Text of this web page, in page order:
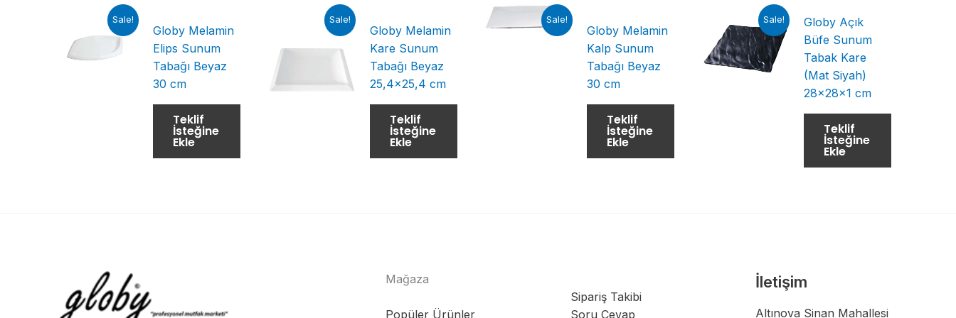
Sale!
Globy Melamin
Elips Sunum
Tabağı Beyaz
30 cm
Teklif
İsteğine
Ekle
Sale!
Globy Melamin
Kare Sunum
Tabağı Beyaz
25,4×25,4 cm
Teklif
İsteğine
Ekle
Sale!
Globy Melamin
Kalp Sunum
Tabağı Beyaz
30 cm
Teklif
İsteğine
Ekle
Sale!
Globy Açık
Büfe Sunum
Tabak Kare
(Mat Siyah)
28x28x1 cm
Teklif
İsteğine
Ekle
Mağaza
Popüler Ürünler
Sipariş Takibi
Soru Cevap
İletişim
Altınova Sinan Mahallesi